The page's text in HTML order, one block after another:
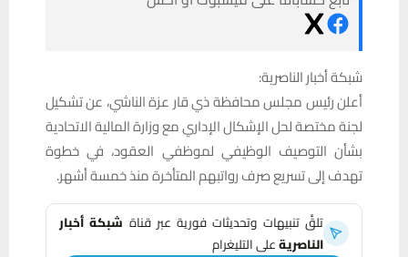
شبكة أخبار الناصرية:
أعلن رئيس مجلس محافظة ذي قار عزة الناشي، عن تشكيل
لجنة مختصة لحل الإشكال الإداري مع وزارة المالية الاتحادية
بشأن التوصيف الوظيفي لموظفي العقود، في خطوة
تهدف إلى تسريع صرف رواتبهم المتأخرة منذ خمسة أشهر.
تلقَّ تنبيهات وتحديثات فورية عبر قناة شبكة أخبار
الناصريةعلى التليغرام